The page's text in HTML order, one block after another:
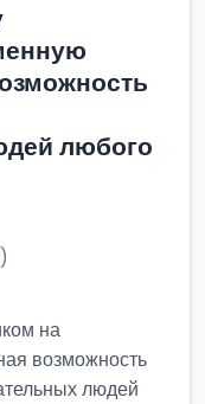
любого
на
возможность
людей